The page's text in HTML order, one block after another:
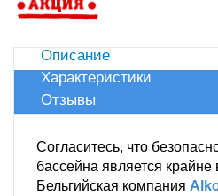
Описание
Характеристики
Отзывы
Согласитесь, что
бассейна является
Бельгийская компания